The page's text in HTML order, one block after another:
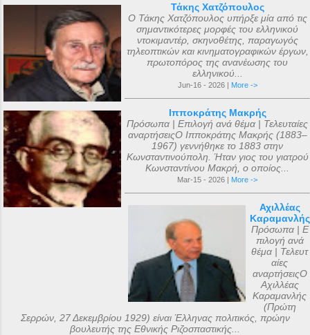
Τάκης Χατζόπουλος
Ο Τάκης Χατζόπουλος υπήρξε μία από τις
σημαντικότερες μορφές του ελληνικού
ντοκιμαντέρ, σκηνοθέτης, παραγωγός
τηλεοπτικών και κινηματογραφικών έργων,
πρωτοπόρος της ανανέωσης του
ελληνικού...
Jun-16 - 2026 | More ->
Ιπποκράτης Μακρής
Πρόσωπα | Επιλογή ανά θέμα | Τελευταίες
αναρτήσειςΟ Ιπποκράτης Μακρής (1883–
1967) γεννήθηκε το 1883 στην
Κωνσταντινούπολη. Ήταν γιος του γιατρού
Κωνσταντίνου Μακρή, ο οποίος...
Mar-15 - 2026 | More ->
Αχιλλέας
Καραμανλής
Πρόσωπα | Ε
πιλογή ανά
θέμα | Τελευτ
αίες
αναρτήσειςΟ
Αχιλλέας
Καραμανλής
(Πρώτη
Σερρών, 27 Δεκεμβρίου 1929) είναι Έλληνας πολιτικός, πρώην
βουλευτής της Εθνικής Ριζοσπαστικής...